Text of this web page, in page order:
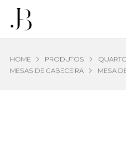
HOME PRODUTOS
MESAS DE CABECEIRA
MESA